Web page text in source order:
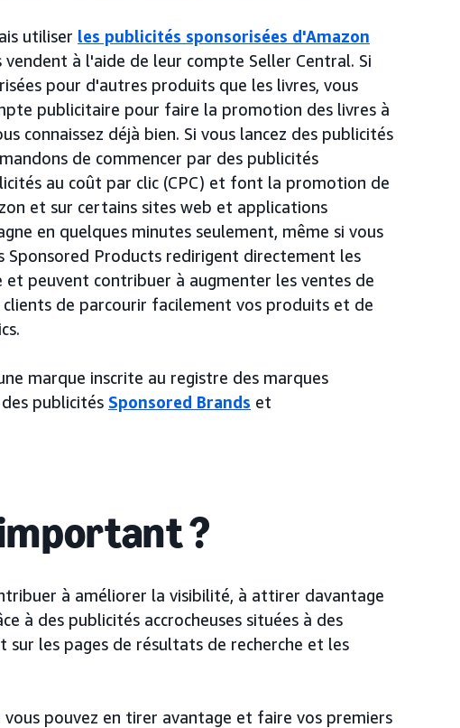
utiliser les publicités sponsorisées d'Amazon
à l'aide de leur compte Seller Central. Si
pour d'autres produits que les livres, vous
publicitaire pour faire la promotion des livres à
connaissez déjà bien. Si vous lancez des publicités
de commencer par des publicités
au coût par clic (CPC) et font la promotion de
et sur certains sites web et applications
en quelques minutes seulement, même si vous
Sponsored Products redirigent directement les
et peuvent contribuer à augmenter les ventes de
de parcourir facilement vos produits et de
marque inscrite au registre des marques
publicités Sponsored Brands et
?
à améliorer la visibilité, à attirer davantage
à des publicités accrocheuses situées à des
les pages de résultats de recherche et les
pouvez en tirer avantage et faire vos premiers